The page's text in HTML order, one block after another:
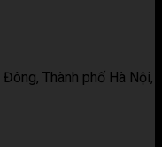
Thành phố Hà Nội,